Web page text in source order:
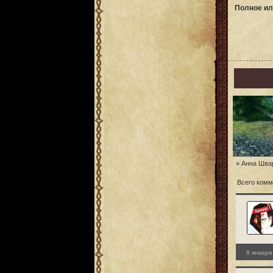
Полное
» Анна
Всего
8